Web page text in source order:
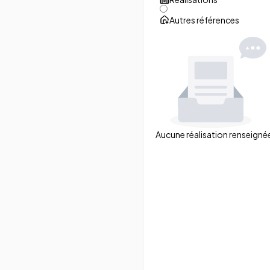
Autres références
Aucune réalisation